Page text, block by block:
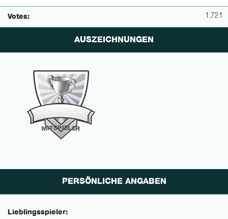
Votes: 1.721
AUSZEICHNUNGEN
MITSPIELER
PERSÖNLICHE ANGABEN
Lieblingsspieler: